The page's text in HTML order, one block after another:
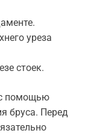
уреза
стоек.
с помощью
бруса. Перед